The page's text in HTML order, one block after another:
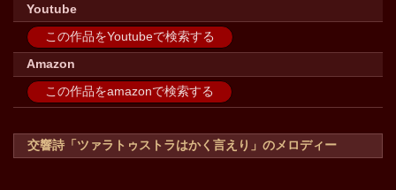
Youtube
この作品をYoutubeで検索する
Amazon
この作品をamazonで検索する
交響詩「ツァラトゥストラはかく言えり」のメロディー